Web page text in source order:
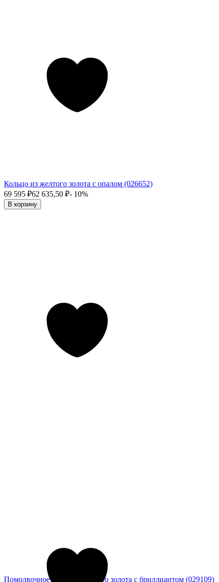
Кольцо из желтого золота с опалом (026652)
69 595 ₽62 635,50 ₽- 10%
В корзину
Помолвочное кольцо из белого золота с бриллиантом (029109)